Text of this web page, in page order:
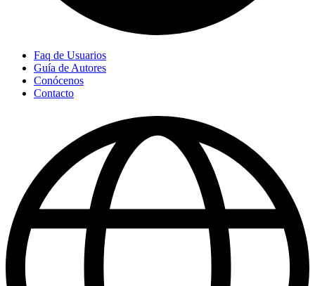
Faq de Usuarios
Guía de Autores
Conócenos
Contacto